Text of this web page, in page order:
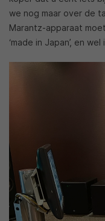
we nog maar over de
Marantz-apparaat
‘made in Japan’, en